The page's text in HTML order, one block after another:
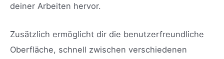
deiner Arbeiten hervor.
Zusätzlich ermöglicht dir die benutzerfreundliche
Oberfläche, schnell zwischen verschiedenen